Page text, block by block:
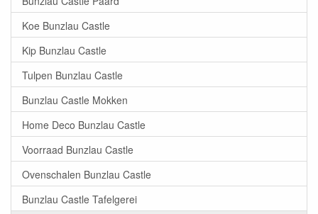
Koe Bunzlau Castle
Kip Bunzlau Castle
Tulpen Bunzlau Castle
Bunzlau Castle Mokken
Home Deco Bunzlau Castle
Voorraad Bunzlau Castle
Ovenschalen Bunzlau Castle
Bunzlau Castle Tafelgerei